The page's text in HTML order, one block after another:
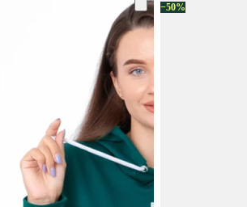
−50%